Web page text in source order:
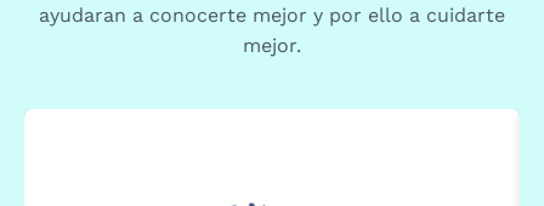
ayudaran a conocerte mejor y por ello a cuidarte
mejor.